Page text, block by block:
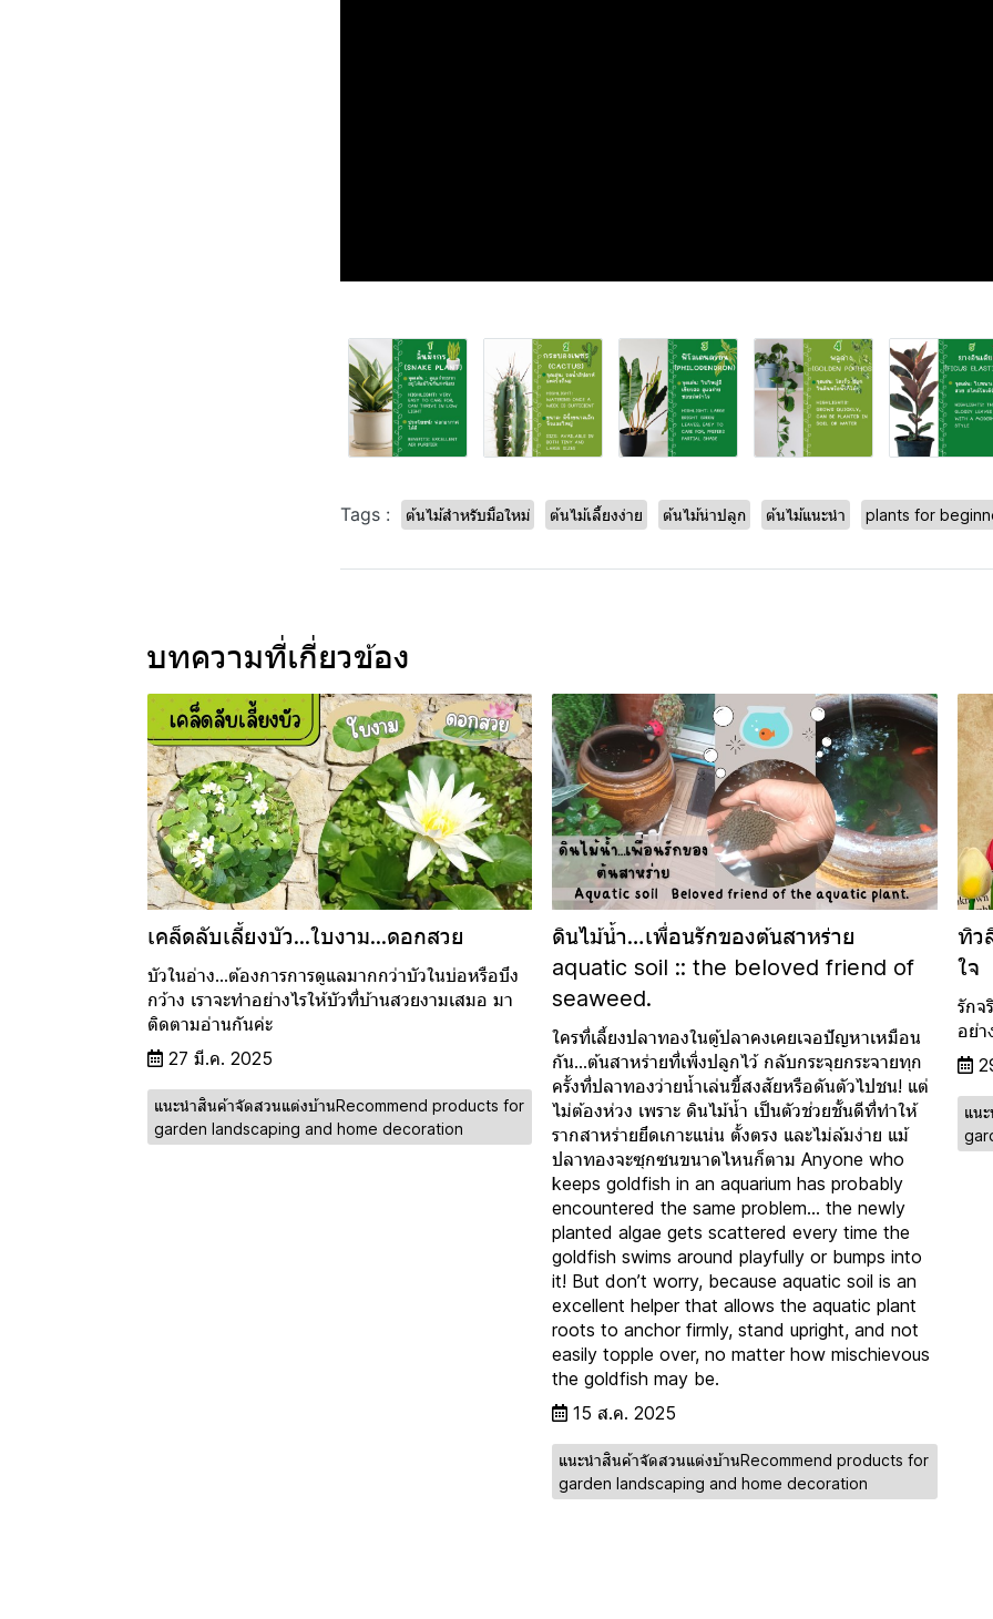
Tags : ต้นไม้สำหรับมือใหม่ ต้นไม้เลี้ยงง่าย ต้นไม้น่าปลูก ต้นไม้แนะนำ plants for
บทความที่เกี่ยวข้อง
เคล็ดลับเลี้ยงบัว...ใบงาม...ดอกสวย
บัวในอ่าง...ต้องการการดูแลมากกว่าบัวในบ่อหรือบึง
กว้าง เราจะทำอย่างไรให้บัวที่บ้านสวยงามเสมอ มา
ติดตามอ่านกันค่ะ
27 มี.ค. 2025
แนะนำสินค้าจัดสวนแต่งบ้านRecommend products for
garden landscaping and home decoration
ดินไม้น้ำ…เพื่อนรักของต้นสาหร่าย
aquatic soil :: the beloved friend of
seaweed.
ใครที่เลี้ยงปลาทองในตู้ปลาคงเคยเจอปัญหาเหมือน
กัน…ต้นสาหร่ายที่เพิ่งปลูกไว้ กลับกระจุยกระจายทุก
ครั้งที่ปลาทองว่ายน้ำเล่นขี้สงสัยหรือดันตัวไปชน! แต่
ไม่ต้องห่วง เพราะ ดินไม้น้ำ เป็นตัวช่วยชั้นดีที่ทำให้
รากสาหร่ายยึดเกาะแน่น ตั้งตรง และไม่ล้มง่าย แม้
ปลาทองจะซุกซนขนาดไหนก็ตาม Anyone who
keeps goldfish in an aquarium has probably
encountered the same problem… the newly
planted algae gets scattered every time the
goldfish swims around playfully or bumps into
it! But don’t worry, because aquatic soil is an
excellent helper that allows the aquatic plant
roots to anchor firmly, stand upright, and not
easily topple over, no matter how mischievous
the goldfish may be.
15 ส.ค. 2025
แนะนำสินค้าจัดสวนแต่งบ้านRecommend products for
garden landscaping and home decoration
ทิว
ใจ
รักจ
อย่
แน